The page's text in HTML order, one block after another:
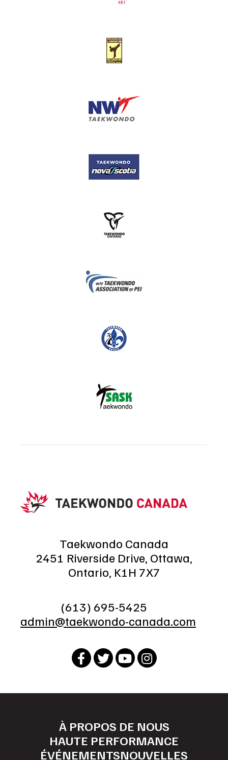
Taekwondo Canada
2451 Riverside Drive, Ottawa,
Ontario, K1H 7X7
(613) 695-5425
admin@taekwondo-canada.com
À PROPOS DE NOUS
HAUTE PERFORMANCE
ÉVÉNEMENTSNOUVELLES